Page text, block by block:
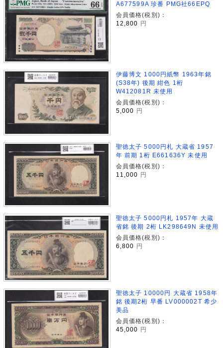
A677599A 珍番 PMG社66EPQ
会員価格(税別)：
12,800
円
伊藤博文 1000円紙幣 1963年銘
(S38年) 後期 紺色 1桁
W412081R 未使用
会員価格(税別)：
5,000 円
聖徳太子 5000円札 大蔵省 1957
年 前期 1桁 E661636Y 未使用
会員価格(税別)：
11,000
円
聖徳太子 5000円札 1957年 大蔵
省銘 後期 2桁 LK298649N 未使用
会員価格(税別)：
6,800
円
聖徳太子 10000円 大蔵省 1958年
銘 後期2桁 早番 LV000002T 希少
美品
会員価格(税別)：
45,000 円